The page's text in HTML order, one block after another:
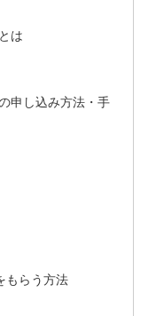
は
申し込み方法・手
もらう方法